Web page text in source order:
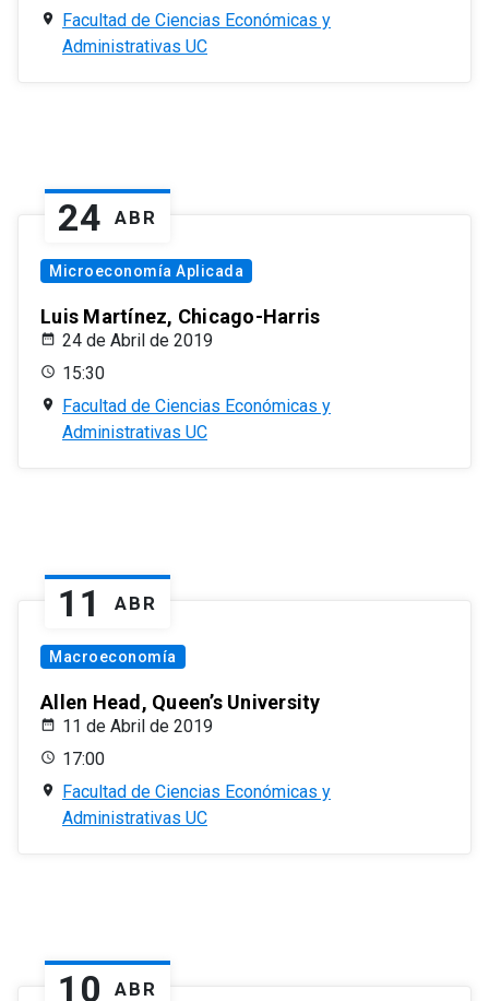
Facultad de Ciencias Económicas y
Administrativas UC
24 ABR
Microeconomía Aplicada
Luis Martínez, Chicago-Harris
24 de Abril de 2019
15:30
Facultad de Ciencias Económicas y
Administrativas UC
11 ABR
Macroeconomía
Allen Head, Queen’s University
11 de Abril de 2019
17:00
Facultad de Ciencias Económicas y
Administrativas UC
10 ABR